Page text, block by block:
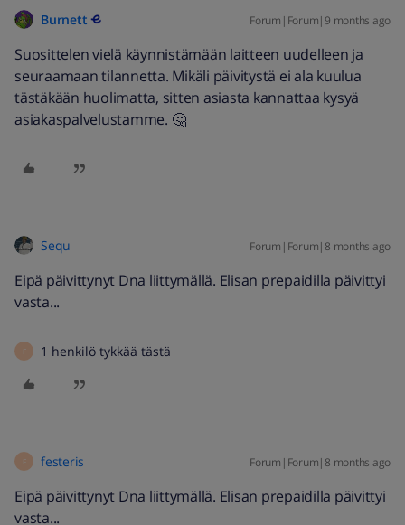
Burnett Forum|Forum|9 months ago
Suosittelen vielä käynnistämään laitteen uudelleen ja
seuraamaan tilannetta. Mikäli päivitystä ei ala kuulua
tästäkään huolimatta, sitten asiasta kannattaa kysyä
asiakaspalvelustamme. 🤔
Sequ Forum|Forum|8 months ago
Eipä päivittynyt Dna liittymällä. Elisan prepaidilla päivittyi
vasta...
F 1 henkilö tykkää tästä
F festeris Forum|Forum|8 months ago
Eipä päivittynyt Dna liittymällä. Elisan prepaidilla päivittyi
vasta...